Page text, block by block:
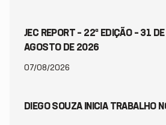
JEC REPORT – 22ª EDIÇÃO – 31
AGOSTO DE 2026
07/08/2026
DIEGO SOUZA INICIA TRABALHO